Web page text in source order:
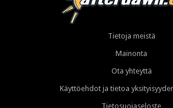
Tietoja meistä
Mainonta
Ota yhteyttä
Käyttöehdot ja tietoa
Tietosuojaseloste